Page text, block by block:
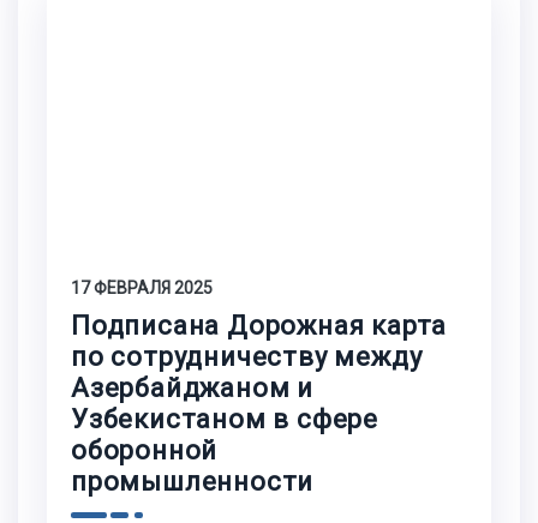
17 ФЕВРАЛЯ 2025
Подписана Дорожная карта
по сотрудничеству между
Азербайджаном и
Узбекистаном в сфере
оборонной
промышленности